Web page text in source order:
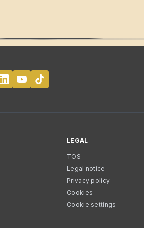
LEGAL
TOS
Legal notice
Privacy policy
Cookies
Cookie settings